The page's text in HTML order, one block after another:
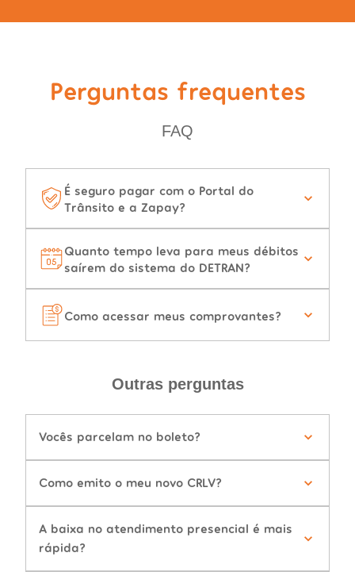
Perguntas frequentes
FAQ
É seguro pagar com o Portal do
Trânsito e a Zapay?
Quanto tempo leva para meus débitos
saírem do sistema do DETRAN?
Como acessar meus comprovantes?
Outras perguntas
Vocês parcelam no boleto?
Como emito o meu novo CRLV?
A baixa no atendimento presencial é mais
rápida?